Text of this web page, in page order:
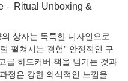
– Ritual Unboxing &
상자는 독특한 디자인으로
펼쳐지는 경험” 안정적인 구
급 하드커버 책을 넘기는 것과
정은 강한 의식적인 느낌을